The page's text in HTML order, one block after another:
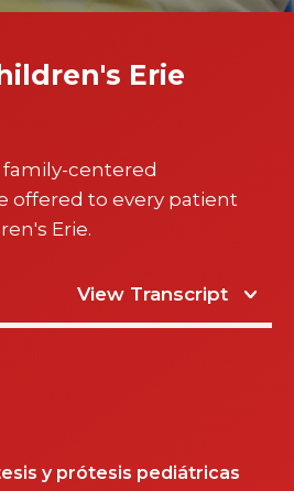
Erie
centered
offered to every patient
Erie.
View Transcript
y prótesis pediátricas